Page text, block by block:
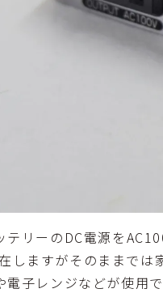
リーのDC電源を
しますがそのままで
子レンジなどが使用